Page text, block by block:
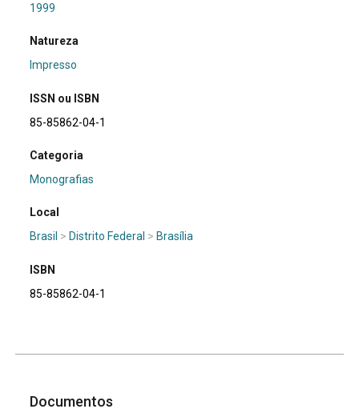
1999
Natureza
Impresso
ISSN ou ISBN
85-85862-04-1
Categoria
Monografias
Local
Brasil > Distrito Federal > Brasília
ISBN
85-85862-04-1
Documentos